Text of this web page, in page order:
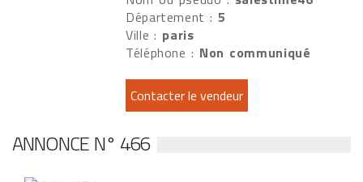
Département :5
Ville : paris
Téléphone : Non communiqué
ANNONCE N° 466